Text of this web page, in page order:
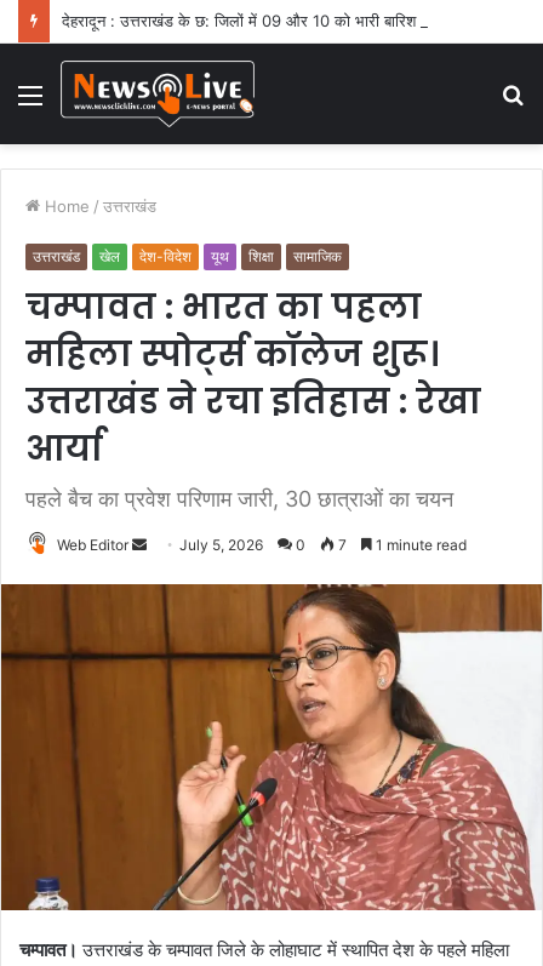
Menu
Home / उत्तराखंड
उत्तराखंड खेल देश-विदेश यूथ शिक्षा सामाजिक
चम्पावत : भारत का पहला
महिला स्पोर्ट्स कॉलेज शुरू।
उत्तराखंड ने रचा इतिहास : रेखा
आर्या
पहले बैच का प्रवेश परिणाम जारी, 30 छात्राओं का चयन
Web Editor
a
July 5, 2026 0 7 1 minute read
चम्पावत। उत्तराखंड के चम्पावत जिले के लोहाघाट में स्थापित देश के पहले महिला